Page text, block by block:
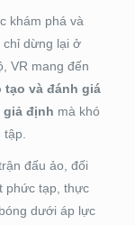
khám phá và
chỉ dừng lại ở
VR mang đến
tạo và đánh giá
định mà khó
đấu ảo, đối
phức tạp, thực
dưới áp lực